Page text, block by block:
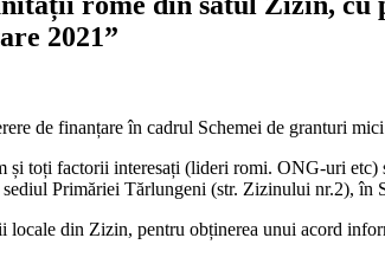
2021”
de finanțare în cadrul Schemei de granturi
toți factorii interesați (lideri romi. ONG-uri
Primăriei Tărlungeni (str. Zizinului nr.2), în
locale din Zizin, pentru obținerea unui acord